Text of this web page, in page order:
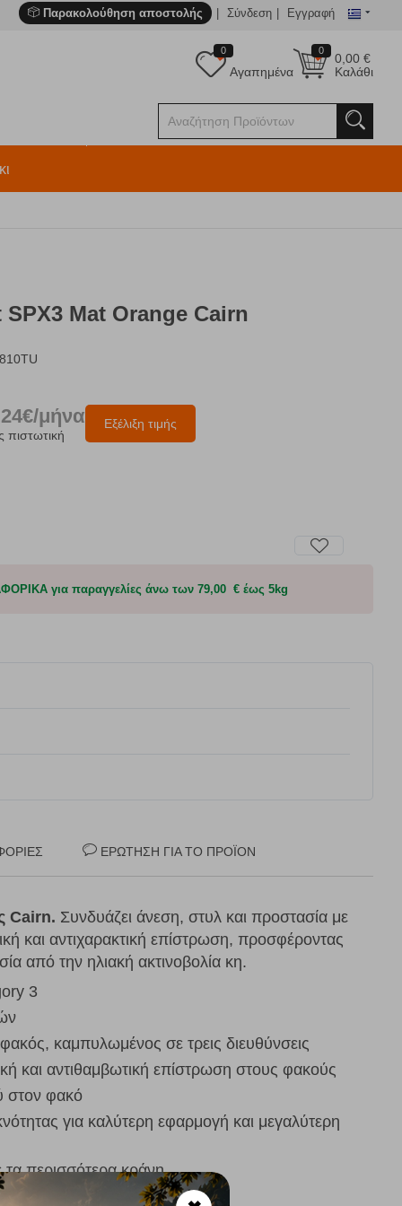
Παρακολούθηση αποστολής Σύνδεση Εγγραφή
0
0,00€
Καλάθι
0
Αγαπημένα
Mat Orange Cairn
Εξέλιξη τιμής
μήνα
πιστωτική
για παραγγελίες άνω των 79,00 € έως 5kg
ΕΡΏΤΗΣΗ ΓΙΑ ΤΟ ΠΡΟΪΌΝ
Cairn. Συνδυάζει άνεση, στυλ και προστασία με
και αντιχαρακτική επίστρωση, προσφέροντας
από την ηλιακή ακτινοβολία κη.
3
καμπυλωμένος σε τρεις διευθύνσεις
και αντιθαμβωτική επίστρωση στους φακούς
στον φακό
για καλύτερη εφαρμογή και μεγαλύτερη
περισσότερα κράνη
UVB προστασία